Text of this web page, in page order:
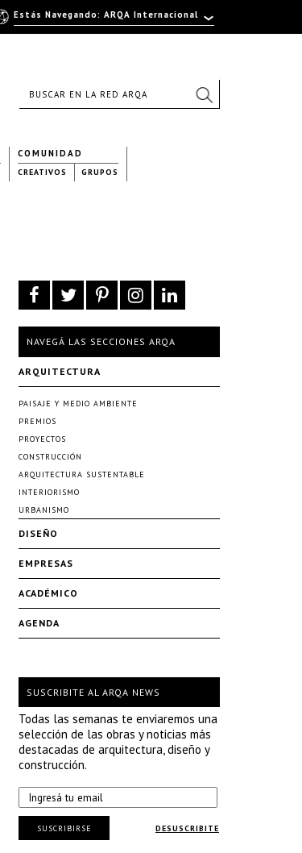
COMUNIDAD
CREATIVOS GRUPOS
NAVEGÁ LAS SECCIONES ARQA
ARQUITECTURA
PAISAJE Y MEDIO AMBIENTE
PREMIOS
PROYECTOS
CONSTRUCCIÓN
ARQUITECTURA SUSTENTABLE
INTERIORISMO
URBANISMO
DISEÑO
EMPRESAS
ACADÉMICO
AGENDA
SUSCRIBITE AL ARQA NEWS
Todas las semanas te enviaremos una
selección de las obras y noticias más
destacadas de arquitectura, diseño y
construcción.
DESUSCRIBITE
SUSCRIBIRSE
Estás Navegando: ARQA Internacional